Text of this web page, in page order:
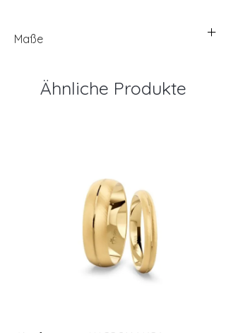
Maße
Ähnliche Produkte